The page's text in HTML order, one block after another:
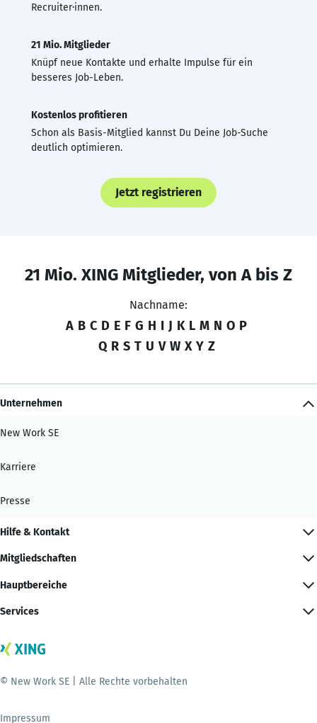
Recruiter·innen.
21 Mio. Mitglieder
Knüpf neue Kontakte und erhalte Impulse für ein
besseres Job-Leben.
Kostenlos profitieren
Schon als Basis-Mitglied kannst Du Deine Job-Suche
deutlich optimieren.
Jetzt registrieren
21 Mio. XING Mitglieder, von A bis Z
Nachname:
A B C D E F G H I J K L M N O P
Q R S T U V W X Y Z
Unternehmen
New Work SE
Karriere
Presse
Hilfe & Kontakt
Mitgliedschaften
Hauptbereiche
Services
© New Work SE | Alle Rechte vorbehalten
Impressum